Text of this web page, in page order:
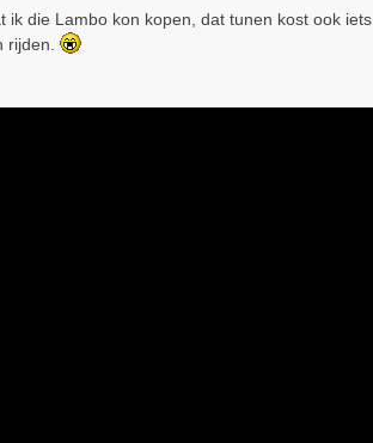
ik die Lambo kon kopen, dat tunen kost ook
rijden.